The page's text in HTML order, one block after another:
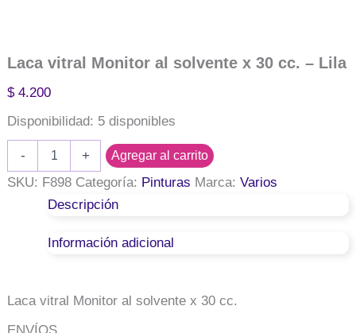
Laca vitral Monitor al solvente x 30 cc. – Lila
$4.200
Disponibilidad: 5 disponibles
-
Monitor
solvente
cantidad
+ Agregar al carrito
SKU: F898 Categoría: Pinturas Marca:Varios
Descripción
Información adicional
Laca vitral Monitor al solvente x 30 cc.